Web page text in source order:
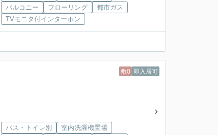
バルコニー
フローリング
都市ガス
TVモニタ付インターホン
敷0 即入居可
バス・トイレ別
室内洗濯機置場